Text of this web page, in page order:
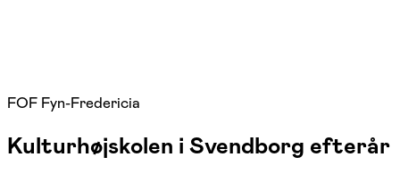
FOF Fyn-Fredericia
Kulturhøjskolen i Svendborg efterår